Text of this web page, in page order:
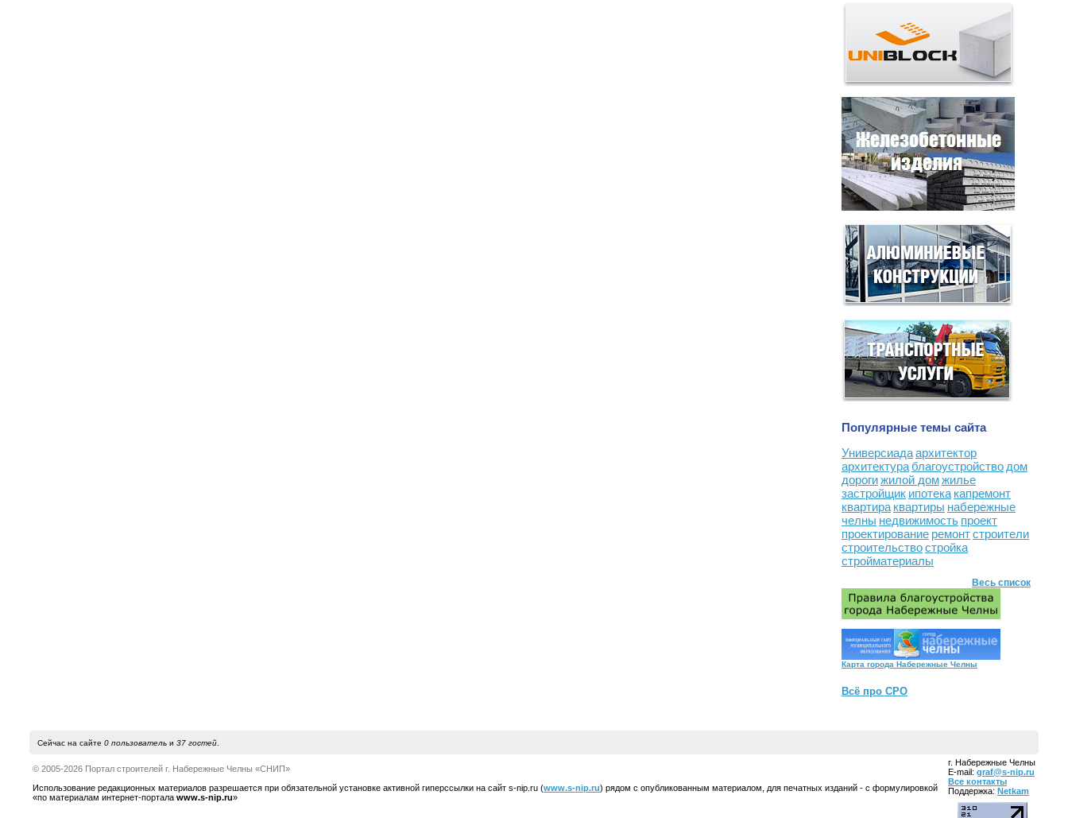
Популярные темы сайта
Универсиадаархитектор
архитектура благоустройство дом
дорогижилой домжилье
застройщик ипотека капремонт
квартира квартиры набережные
челны недвижимость проект
проектирование ремонтстроители
строительствостройка
стройматериалы
Весь список
Карта города Набережные Челны
Всё про СРО
Сейчас на сайте 0 пользовательи 37 гостей.
© 2005-2026 Портал строителей г. Набережные Челны «СНИП»
Использование редакционных материалов разрешается при обязательной установке активной гиперссылки на сайт s-nip.ru (www.s-nip.ru) рядом с опубликованным материалом, для печатных изданий - с формулировкой
«по материалам интернет-портала www.s-nip.ru»
г. Набережные Челны
E-mail: graf@s-nip.ru
Все контакты
Поддержка: Netkam